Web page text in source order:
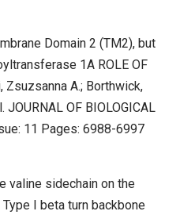
Domain 2 (TM2), but
1A ROLE OF
Zsuzsanna A.; Borthwick,
JOURNAL OF BIOLOGICAL
11 Pages: 6988-6997
valine sidechain on the
I beta turn backbone